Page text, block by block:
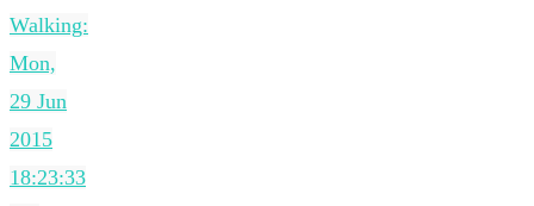
Walking:
Mon,
29 Jun
2015
18:23:33